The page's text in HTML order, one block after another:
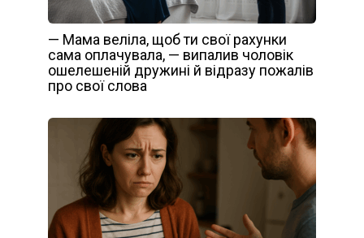
— Мама веліла, щоб ти свої рахунки
сама оплачувала, — випалив чоловік
ошелешеній дружині й відразу пожалів
про свої слова